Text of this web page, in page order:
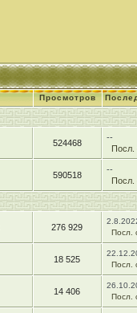
Просмотров
524468
--
Посл.
590518
--
Посл.
276 929
Посл.
18 525
Посл.
14 406
Посл.